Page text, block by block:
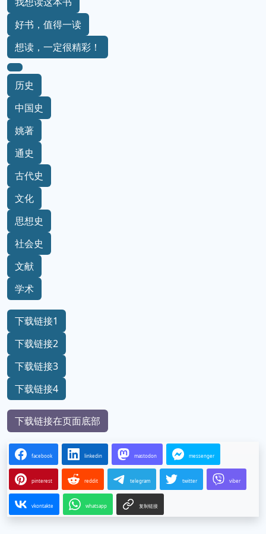
好书，值得一读
想读，一定很精彩！
历史
中国史
姚著
通史
古代史
文化
思想史
社会史
文献
学术
下载链接1
下载链接2
下载链接3
下载链接4
下载链接在页面底部
facebook linkedin mastodon messenger
pinterest reddit telegram twitter viber
vkontakte whatsapp 复制链接